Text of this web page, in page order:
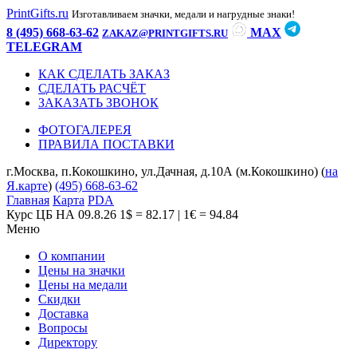
PrintGifts.ru Изготавливаем значки, медали и нагрудные знаки!
8 (495) 668-63-62 ZAKAZ@PRINTGIFTS.RU
MAX
TELEGRAM
КАК СДЕЛАТЬ ЗАКАЗ
СДЕЛАТЬ РАСЧЁТ
ЗАКАЗАТЬ ЗВОНОК
ФОТОГАЛЕРЕЯ
ПРАВИЛА ПОСТАВКИ
г.Москва, п.Кокошкино, ул.Дачная, д.10А (м.Кокошкино) (на
Я.карте) (495) 668-63-62
Главная Карта PDA
Курс ЦБ НА 09.8.26 1$ = 82.17 | 1€ = 94.84
Меню
О компании
Цены на значки
Цены на медали
Скидки
Доставка
Вопросы
Директору